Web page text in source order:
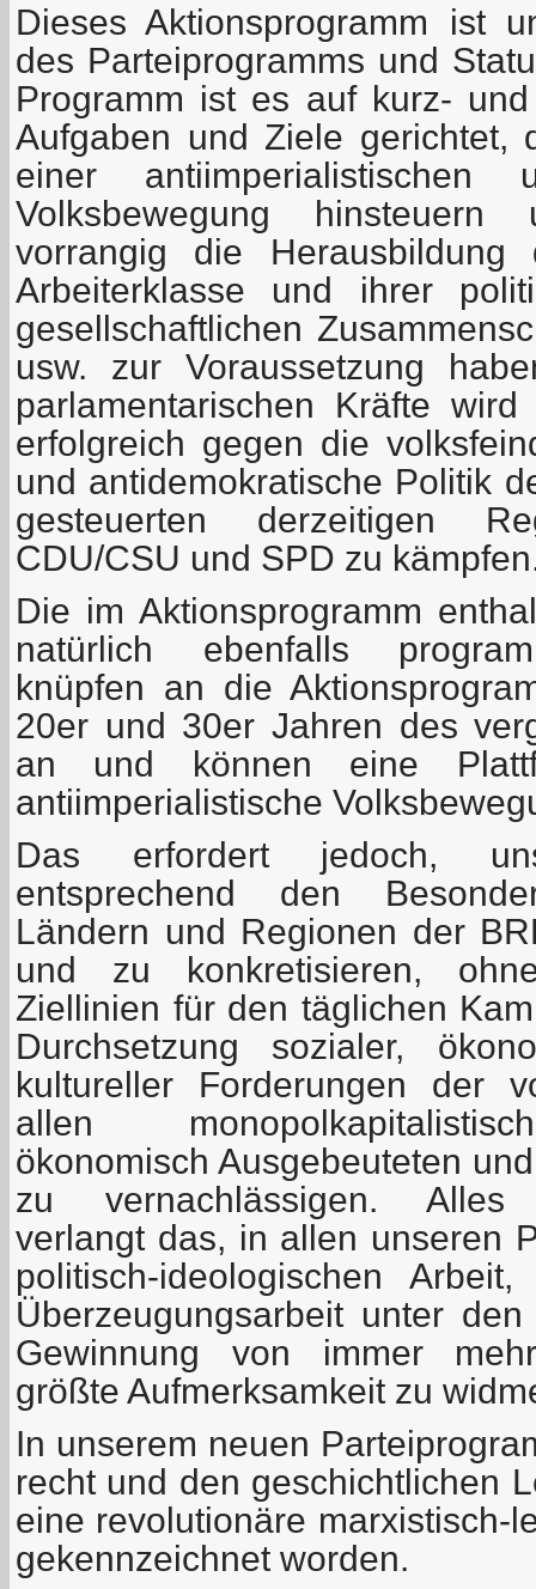
Dieses Aktionsprogramm ist
des Parteiprogramms und
Programm ist es auf kurz-
Aufgaben und Ziele gerichtet,
einer antiimperialistischen
Volksbewegung
vorrangig die Herausbildung
Arbeiterklasse und ihrer
gesellschaftlichen
usw. zur Voraussetzung
parlamentarischen Kräfte
erfolgreich gegen die
und antidemokratische Politik
gesteuerten derzeitigen
CDU/CSU und SPD zu
Die im Aktionsprogramm
natürlich ebenfalls
knüpfen an die
20er und 30er Jahren des
an und können eine
antiimperialistische
Das erfordert jedoch,
entsprechend den
Ländern und Regionen der
und zu konkretisieren,
Ziellinien für den täglichen
Durchsetzung sozialer,
kultureller Forderungen der
allen
ökonomisch Ausgebeuteten
zu vernachlässigen. Alles
verlangt das, in allen unseren
politisch-ideologischen
Überzeugungsarbeit unter
Gewinnung von immer
größte Aufmerksamkeit zu
In unserem neuen
recht und den geschichtlichen
eine revolutionäre marxistisch-
gekennzeichnet worden.